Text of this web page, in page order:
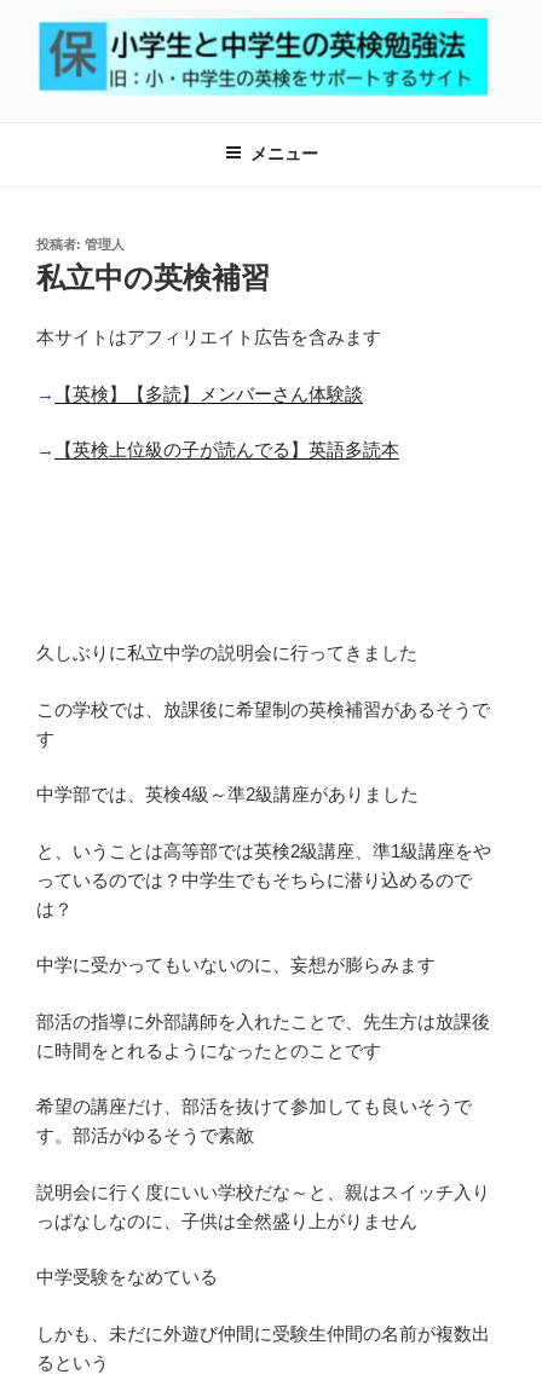
メニュー
投
稿
日:
投稿者: 管理人
私立中の英検補習
本サイトはアフィリエイト広告を含みます
→ 【英検】【多読】メンバーさん体験談
→ 【英検上位級の子が読んでる】英語多読本
久しぶりに私立中学の説明会に行ってきました
この学校では、放課後に希望制の英検補習があるそうで
す
中学部では、英検4級～準2級講座がありました
と、いうことは高等部では英検2級講座、準1級講座をや
っているのでは？中学生でもそちらに潜り込めるので
は？
中学に受かってもいないのに、妄想が膨らみます
部活の指導に外部講師を入れたことで、先生方は放課後
に時間をとれるようになったとのことです
希望の講座だけ、部活を抜けて参加しても良いそうで
す。部活がゆるそうで素敵
説明会に行く度にいい学校だな～と、親はスイッチ入り
っぱなしなのに、子供は全然盛り上がりません
中学受験をなめている
しかも、未だに外遊び仲間に受験生仲間の名前が複数出
るという